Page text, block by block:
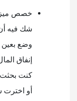
خصص
شك فيه
وضع بعين
إنفاق
كنت بحثت
أو